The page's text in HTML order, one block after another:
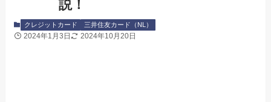
説！
クレジットカード 三井住友カード（NL）
2024年1月3日 2024年10月20日